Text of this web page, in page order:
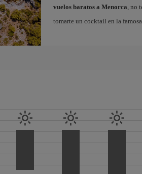
vuelos baratos a Menorca, no
tomarte un cocktail en la famosa